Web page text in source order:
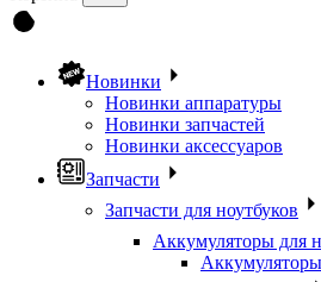
Новинки
Новинки аппаратуры
Новинки запчастей
Новинки аксессуаров
Запчасти
Запчасти для ноутбуков
Аккумуляторы для